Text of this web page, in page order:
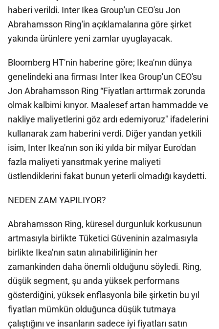
haberi verildi. Inter Ikea Group'un CEO'su Jon
Abrahamsson Ring'in açıklamalarına göre şirket
yakında ürünlere yeni zamlar uyuglayacak.
Bloomberg HT'nin haberine göre; Ikea'nın dünya
genelindeki ana firması Inter Ikea Group'un CEO'su
Jon Abrahamsson Ring “Fiyatları arttırmak zorunda
olmak kalbimi kırıyor. Maalesef artan hammadde ve
nakliye maliyetlerini göz ardı edemiyoruz" ifadelerini
kullanarak zam haberini verdi. Diğer yandan yetkili
isim, Inter Ikea'nın son iki yılda bir milyar Euro'dan
fazla maliyeti yansıtmak yerine maliyeti
üstlendiklerini fakat bunun yeterli olmadığı kaydetti.
NEDEN ZAM YAPILIYOR?
Abrahamsson Ring, küresel durgunluk korkusunun
artmasıyla birlikte Tüketici Güveninin azalmasıyla
birlikte Ikea'nın satın alınabilirliğinin her
zamankinden daha önemli olduğunu söyledi. Ring,
düşük segment, şu anda yüksek performans
gösterdiğini, yüksek enflasyonla bile şirketin bu yıl
fiyatları mümkün olduğunca düşük tutmaya
çalıştığını ve insanların sadece iyi fiyatları satın